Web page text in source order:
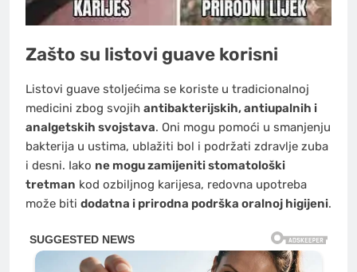
Zašto su listovi guave korisni
Listovi guave stoljećima se koriste u tradicionalnoj
medicini zbog svojih antibakterijskih, antiupalnih i
analgetskih svojstava. Oni mogu pomoći u smanjenju
bakterija u ustima, ublažiti bol i podržati zdravlje zuba
i desni. Iako ne mogu zamijeniti stomatološki
tretman kod ozbiljnog karijesa, redovna upotreba
može biti dodatna i prirodna podrška oralnoj higijeni.